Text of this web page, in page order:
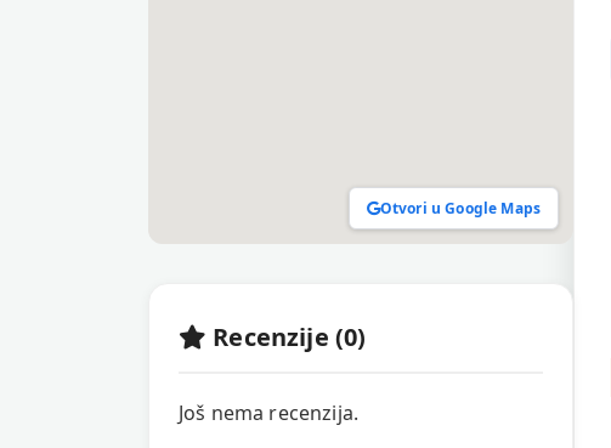
Otvori u Google Maps
Recenzije (0)
Još nema recenzija.